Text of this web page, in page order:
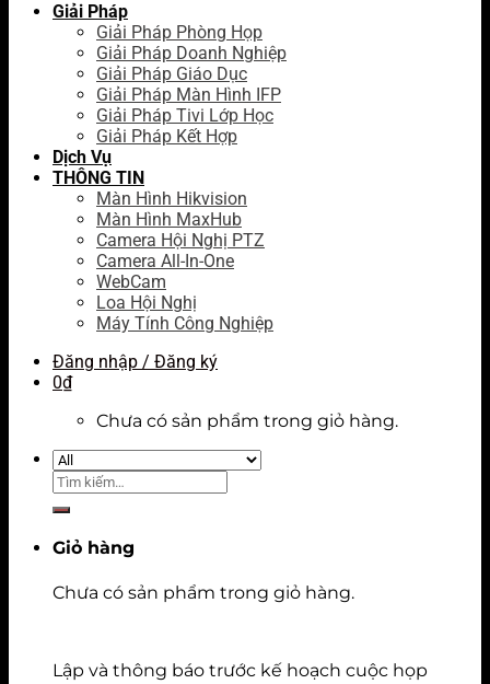
Giải Pháp
Giải Pháp Phòng Họp
Giải Pháp Doanh Nghiệp
Giải Pháp Giáo Dục
Giải Pháp Màn Hình IFP
Giải Pháp Tivi Lớp Học
Giải Pháp Kết Hợp
Dịch Vụ
THÔNG TIN
Màn Hình Hikvision
Màn Hình MaxHub
Camera Hội Nghị PTZ
Camera All-In-One
WebCam
Loa Hội Nghị
Máy Tính Công Nghiệp
Đăng nhập / Đăng ký
0₫
Chưa có sản phẩm trong giỏ hàng.
Tìm
kiếm:
Giỏ hàng
Chưa có sản phẩm trong giỏ hàng.
Lập và thông báo trước kế hoạch cuộc họp